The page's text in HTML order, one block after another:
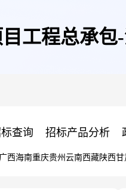
工程总承包
查询 招标产品分析
广西海南重庆贵州 云南西藏陕西甘